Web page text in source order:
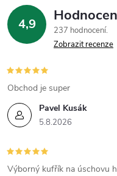
y
v
ý
p
i
s
u
4,9
237 hodnocení
Zobrazit recenze
Pavel Kusák
5.8.2026
Obchod je super
Výborný kufřík na úschovu